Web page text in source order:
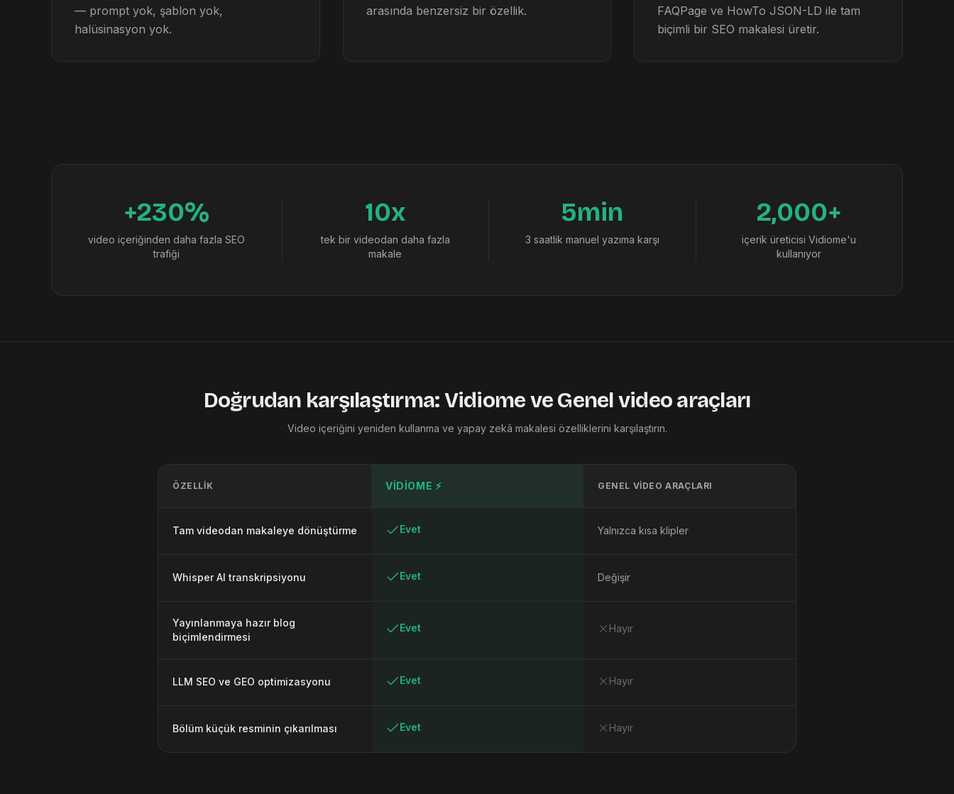
— prompt yok, şablon yok,
halüsinasyon yok.
arasında benzersiz bir özellik.
FAQPage ve HowTo JSON-LD ile tam
biçimli bir SEO makalesi üretir.
+230%
video içeriğinden daha fazla SEO
trafiği
10x
tek bir videodan daha fazla
makale
5min
3 saatlik manuel yazıma karşı
2,000+
içerik üreticisi Vidiome'u
kullanıyor
Doğrudan karşılaştırma: Vidiome ve Genel video araçları
Video içeriğini yeniden kullanma ve yapay zekâ makalesi özelliklerini karşılaştırın.
ÖZELLIK VIDIOME ⚡ GENEL VIDEO ARAÇLARI
Tam videodan makaleye dönüştürme Evet Yalnızca kısa klipler
Whisper AI transkripsiyonu Evet Değişir
Yayınlanmaya hazır blog
biçimlendirmesi
Evet Hayır
LLM SEO ve GEO optimizasyonu Evet Hayır
Bölüm küçük resminin çıkarılması Evet Hayır